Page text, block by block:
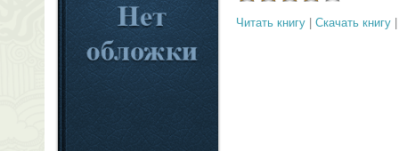
Читать книгу Скачать книгу